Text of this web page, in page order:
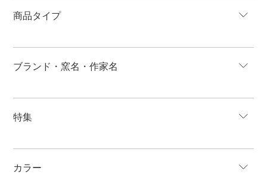
商品タイプ
ブランド・窯名・作家名
特集
カラー